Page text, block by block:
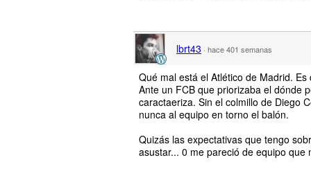
lbrt43 · hace 401 semanas
Qué mal está el Atlético de Madrid.
Ante un FCB que priorizaba el dónde
caractaeriza. Sin el colmillo de Diego
nunca al equipo en torno el balón.
Quizás las expectativas que tengo
asustar... 0 me pareció de equipo que